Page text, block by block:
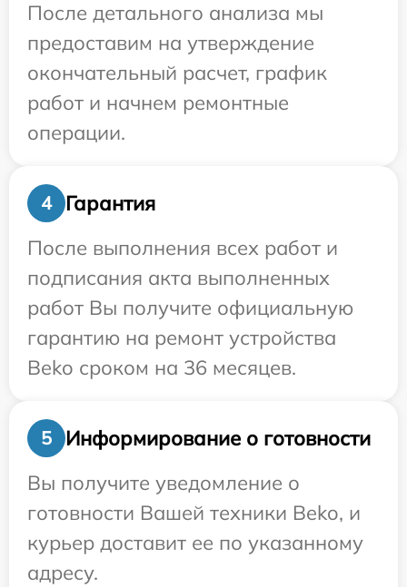
После детального анализа мы
предоставим на утверждение
окончательный расчет, график
работ и начнем ремонтные
операции.
4
Гарантия
После выполнения всех работ и
подписания акта выполненных
работ Вы получите официальную
гарантию на ремонт устройства
Beko сроком на 36 месяцев.
5
Информирование о готовности
Вы получите уведомление о
готовности Вашей техники Beko, и
курьер доставит ее по указанному
адресу.